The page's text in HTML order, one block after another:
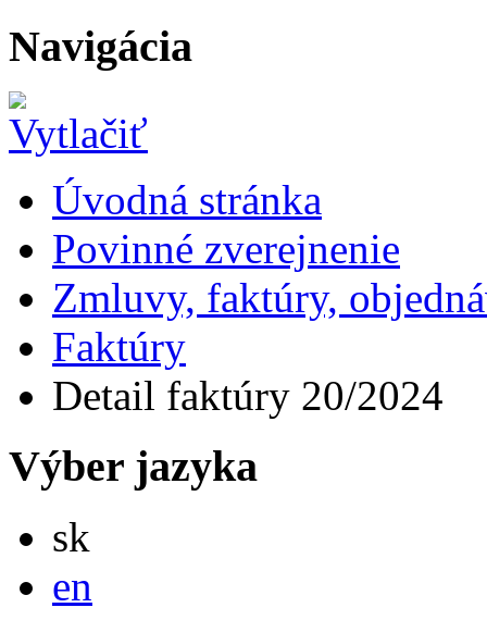
Navigácia
Úvodná stránka
Povinné zverejnenie
Zmluvy, faktúry,
Faktúry
Detail faktúry 20/2024
Výber jazyka
sk
en